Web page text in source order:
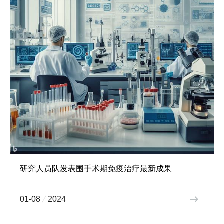
研究人员队发表围手术期免疫治疗最新成果
01-08 2024